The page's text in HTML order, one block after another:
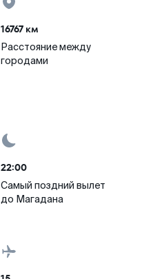
16767 км
Расстояние между
городами
22:00
Самый поздний вылет
до Магадана